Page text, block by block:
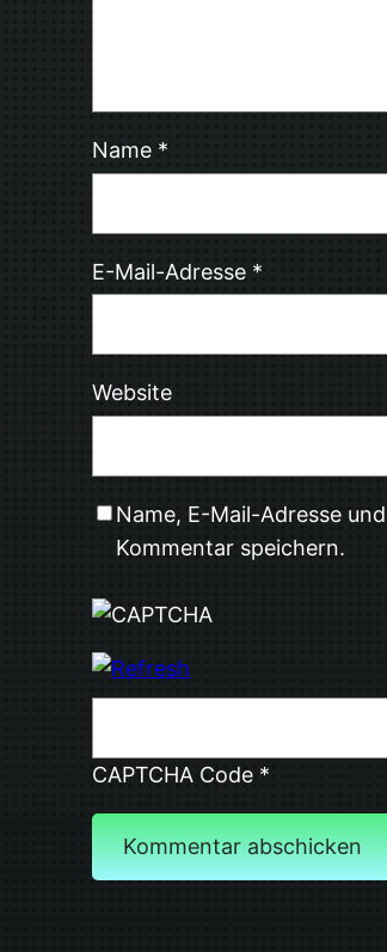
Name *
E-Mail-Adresse *
Website
Name, E-Mail-Adresse
Kommentar speichern.
CAPTCHA Code *